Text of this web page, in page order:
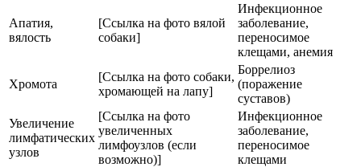
Апатия,
вялость
[Ссылка на фото вялой
собаки]
Инфекционное
заболевание,
переносимое
клещами, анемия
Хромота
[Ссылка на фото собаки,
хромающей на лапу]
Боррелиоз
(поражение
суставов)
Увеличение
лимфатических
узлов
[Ссылка на фото
увеличенных
лимфоузлов (если
возможно)]
Инфекционное
заболевание,
переносимое
клещами